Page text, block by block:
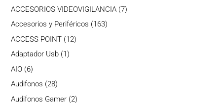
producto
ACCESORIOS VIDEOVIGILANCIA 77
Accesorios y Periféricos 163163
ACCESS POINT 1212
Adaptador Usb 1 1
AIO 66
productos
Audifonos 2828
productos
Audifonos Gamer 22